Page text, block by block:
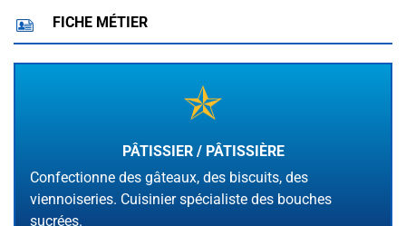
FICHE MÉTIER
PÂTISSIER / PÂTISSIÈRE
Confectionne des gâteaux, des biscuits, des
viennoiseries. Cuisinier spécialiste des bouches
sucrées.